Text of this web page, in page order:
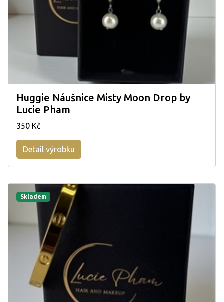
Huggie Náušnice Misty Moon Drop by
Lucie Pham
350 Kč
Detail výrobku
Skladem